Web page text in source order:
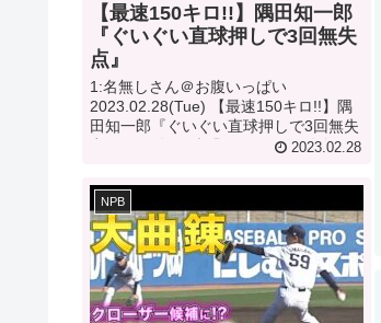
【最速150キロ!!】隅田知一郎
『ぐいぐい直球押しで3回無失
点』
1:名無しさん＠お腹いっぱい
2023.02.28(Tue) 【最速150キロ!!】隅
田知一郎『ぐいぐい直球押しで3回無失
点』って動画が話題らしいぞ 2:名無し
This movie...
2023.02.28
NPB